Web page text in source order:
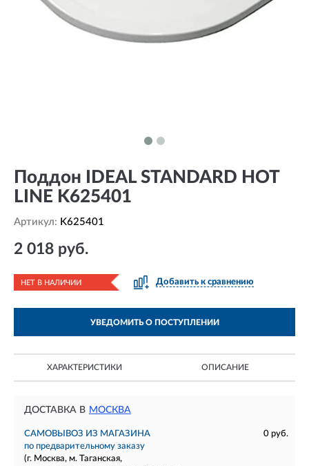
Поддон IDEAL STANDARD HOT
LINE K625401
Артикул: K625401
2 018 руб.
НЕТ В НАЛИЧИИ Добавить к сравнению
УВЕДОМИТЬ О ПОСТУПЛЕНИИ
ХАРАКТЕРИСТИКИ ОПИСАНИЕ
ДОСТАВКА В МОСКВА
САМОВЫВОЗ ИЗ МАГАЗИНА
0 руб.
по предварительному заказу
(г. Москва, м. Таганская,